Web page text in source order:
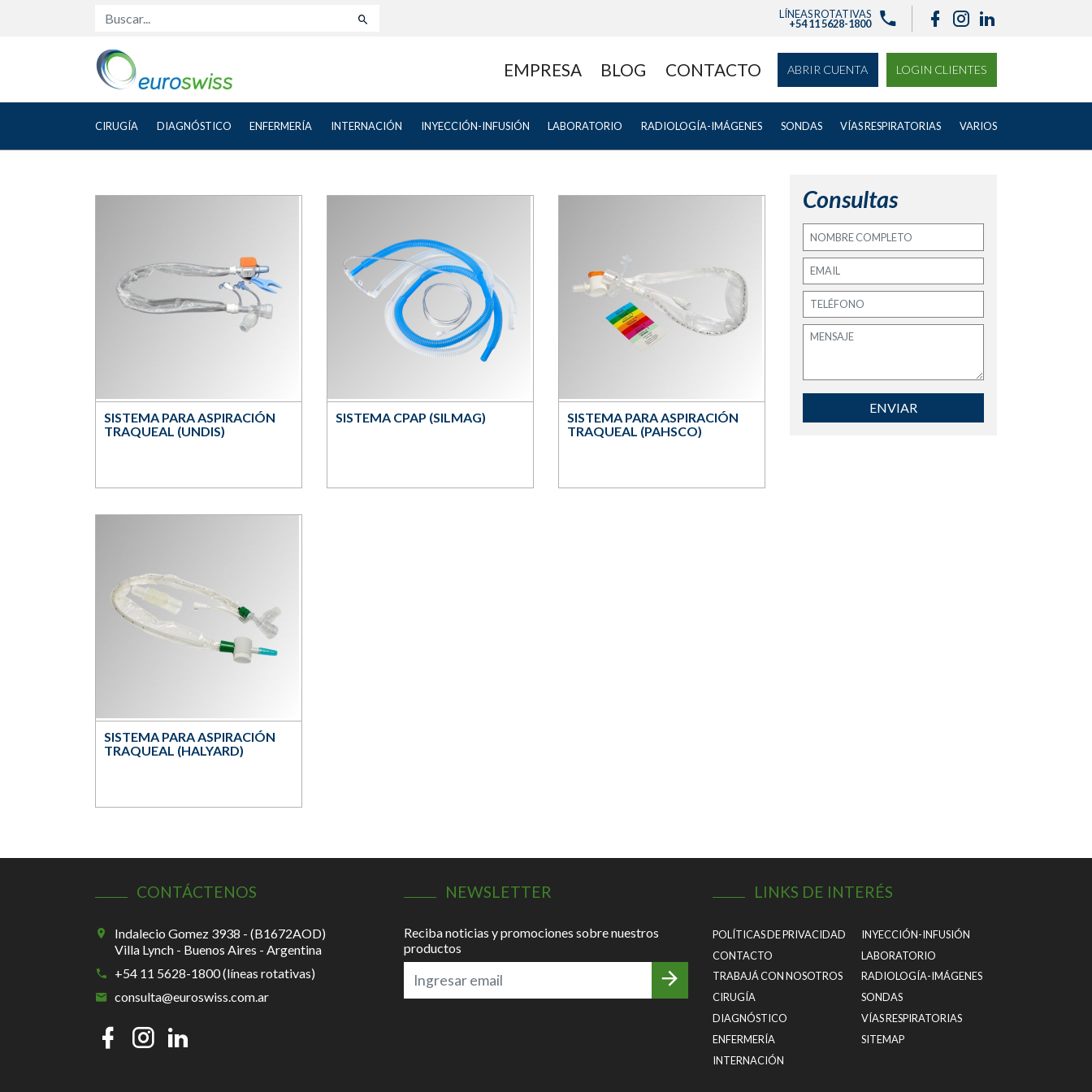
Buscar... LÍNEAS ROTATIVAS
+54 11 5628-1800
EMPRESA BLOG CONTACTO ABRIR CUENTA LOGIN CLIENTES
CIRUGÍA DIAGNÓSTICO ENFERMERÍA INTERNACIÓN INYECCIÓN-INFUSIÓN LABORATORIO RADIOLOGÍA-IMÁGENES SONDAS VÍAS RESPIRATORIAS VARIOS
SISTEMA PARA ASPIRACIÓN
TRAQUEAL (UNDIS)
SISTEMA CPAP (SILMAG)
SISTEMA PARA ASPIRACIÓN
TRAQUEAL (PAHSCO)
SISTEMA PARA ASPIRACIÓN
TRAQUEAL (HALYARD)
Consultas
ENVIAR
CONTÁCTENOS
Indalecio Gomez 3938 - (B1672AOD)
Villa Lynch - Buenos Aires - Argentina
+54 11 5628-1800 (líneas rotativas)
consulta@euroswiss.com.ar
NEWSLETTER
Reciba noticias y promociones sobre nuestros
productos
LINKS DE INTERÉS
POLÍTICAS DE PRIVACIDAD
CONTACTO
TRABAJÁ CON NOSOTROS
CIRUGÍA
DIAGNÓSTICO
ENFERMERÍA
INTERNACIÓN
INYECCIÓN-INFUSIÓN
LABORATORIO
RADIOLOGÍA-IMÁGENES
SONDAS
VÍAS RESPIRATORIAS
SITEMAP